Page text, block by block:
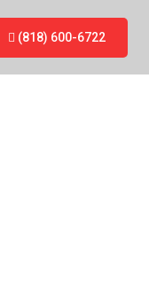
(818) 600-6722